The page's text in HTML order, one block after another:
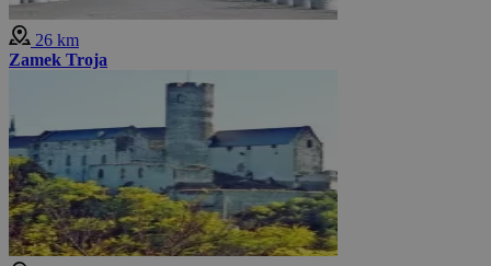
26 km
Zamek Troja